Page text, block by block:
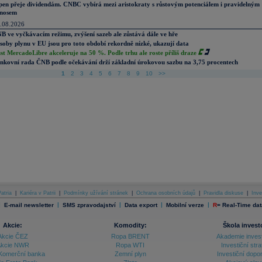
přeje dividendám. CNBC vybírá mezi aristokraty s růstovým potenciálem i pravidelným
ve vyčkávacím režimu, zvýšení sazeb ale zůstává dále ve hře
plynu v EU jsou pro toto období rekordně nízké, ukazují data
MercadoLibre akceleruje na 50 %. Podle trhu ale roste příliš draze
rada ČNB podle očekávání drží základní úrokovou sazbu na 3,75 procentech
1 2 3 4 5 6 7 8 9 10 >>
Kariéra v Patrii Podmínky užívání stránek Ochrana osobních údajů Pravidla diskuse
E-mail newsletter | SMS zpravodajství | Data export | Mobilní verze | R= Real-Time
Akcie:
ČEZ
NWR
banka
Komodity:
Ropa BRENT
Ropa WTI
Zemní plyn
Škola
Akademie
Investiční
Investiční